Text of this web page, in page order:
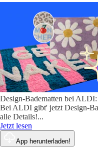
Design-Badematten bei
Bei ALDI gibt' jetzt Design-
alle Details!...
Jetzt lesen
App herunterladen!